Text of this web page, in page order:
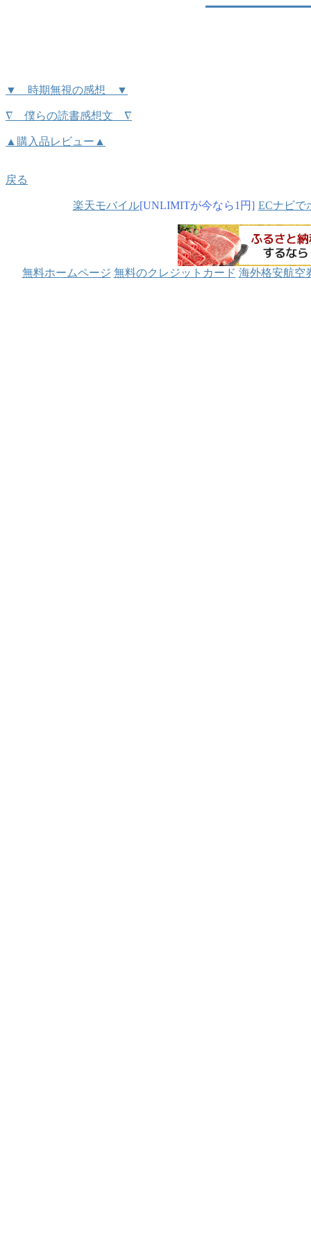
▼ 時期無視の感想 ▼
∇ 僕らの読書感想文 ∇
▲購入品レビュー▲
戻る
楽天モバイル[UNLIMITが今なら1円] ECナビで
無料ホームページ 無料のクレジットカード 海外格安航空